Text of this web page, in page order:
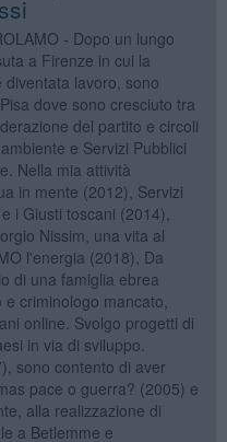
- Dopo un lungo
a Firenze in cui la
diventata lavoro, sono
dove sono cresciuto tra
del partito e circoli
e Servizi Pubblici
Nella mia attività
in mente (2012), Servizi
i Giusti toscani (2014),
Nissim, una vita al
l'energia (2018), Da
di una famiglia ebrea
criminologo mancato,
online. Svolgo progetti di
in via di sviluppo.
sono contento di aver
pace o guerra? (2005) e
alla realizzazione di
a Betlemme e